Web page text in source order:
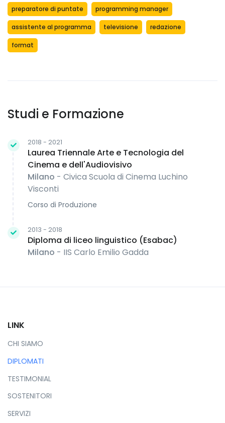
preparatore di puntate programming manager
assistente al programma televisione redazione
format
Studi e Formazione
2018 - 2021
Laurea Triennale Arte e Tecnologia del
Cinema e dell'Audiovisivo
Milano - Civica Scuola di Cinema Luchino
Visconti
Corso di Produzione
2013 - 2018
Diploma di liceo linguistico (Esabac)
Milano - IIS Carlo Emilio Gadda
LINK
CHI SIAMO
DIPLOMATI
TESTIMONIAL
SOSTENITORI
SERVIZI